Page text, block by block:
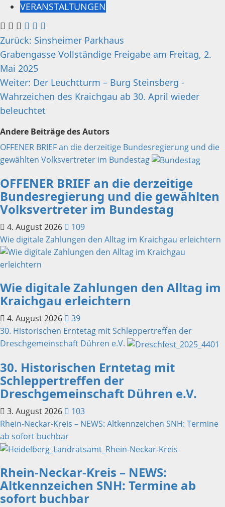
VERANSTALTUNGEN
Beitragsnavigation
Zurück: Sinsheimer Parkhaus
Grabengasse Vollständige Freigabe am Freitag, 2.
Mai 2025
Weiter: Der Leuchtturm – Burg Steinsberg -
Wahrzeichen des Kraichgau ab 30. April wieder
beleuchtet
Andere Beiträge des Autors
OFFENER BRIEF an die derzeitige Bundesregierung und die
gewählten Volksvertreter im Bundestag
OFFENER BRIEF an die derzeitige
Bundesregierung und die gewählten
Volksvertreter im Bundestag
4. August 2026
109
Wie digitale Zahlungen den Alltag im Kraichgau erleichtern
Wie digitale Zahlungen den Alltag im
Kraichgau erleichtern
4. August 2026
39
30. Historischen Erntetag mit Schleppertreffen der
Dreschgemeinschaft Dühren e.V.
30. Historischen Erntetag mit
Schleppertreffen der
Dreschgemeinschaft Dühren e.V.
3. August 2026
103
Rhein-Neckar-Kreis – NEWS: Altkennzeichen SNH: Termine
ab sofort buchbar
Rhein-Neckar-Kreis – NEWS:
Altkennzeichen SNH: Termine ab
sofort buchbar